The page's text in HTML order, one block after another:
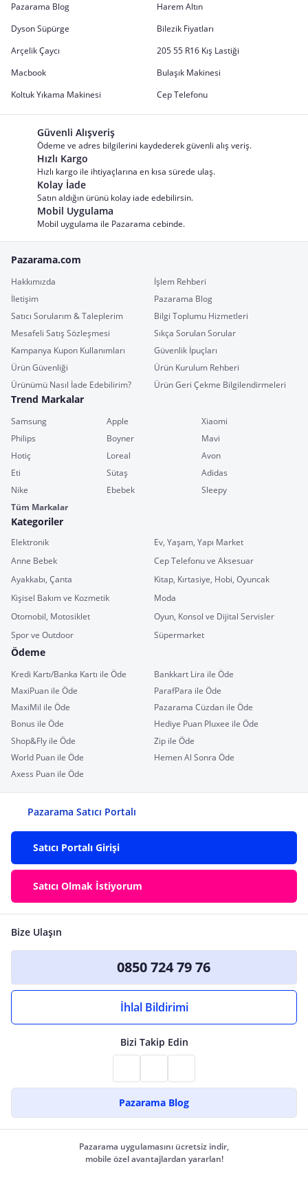
Pazarama Blog
Harem Altın
Dyson Süpürge
Bilezik Fiyatları
Arçelik Çaycı
205 55 R16 Kış Lastiği
Macbook
Bulaşık Makinesi
Koltuk Yıkama Makinesi
Cep Telefonu
Güvenli Alışveriş
Ödeme ve adres bilgilerini kaydederek güvenli alış veriş.
Hızlı Kargo
Hızlı kargo ile ihtiyaçlarına en kısa sürede ulaş.
Kolay İade
Satın aldığın ürünü kolay iade edebilirsin.
Mobil Uygulama
Mobil uygulama ile Pazarama cebinde.
Pazarama.com
Hakkımızda
İşlem Rehberi
İletişim
Pazarama Blog
Satıcı Sorularım & Taleplerim
Bilgi Toplumu Hizmetleri
Mesafeli Satış Sözleşmesi
Sıkça Sorulan Sorular
Kampanya Kupon Kullanımları
Güvenlik İpuçları
Ürün Güvenliği
Ürün Kurulum Rehberi
Ürünümü Nasıl İade Edebilirim?
Ürün Geri Çekme Bilgilendirmeleri
Trend Markalar
Samsung Apple
Xiaomi
Philips
Boyner
Mavi
Hotiç
Loreal
Avon
Eti
Sütaş
Adidas
Nike
Ebebek
Sleepy
Tüm Markalar
Kategoriler
Elektronik
Ev, Yaşam, Yapı Market
Anne Bebek
Cep Telefonu ve Aksesuar
Ayakkabı, Çanta
Kitap, Kırtasiye, Hobi, Oyuncak
Kişisel Bakım ve Kozmetik
Moda
Otomobil, Motosiklet
Oyun, Konsol ve Dijital Servisler
Spor ve Outdoor
Süpermarket
Ödeme
Kredi Kartı/Banka Kartı ile Öde
Bankkart Lira ile Öde
MaxiPuan ile Öde
ParafPara ile Öde
MaxiMil ile Öde
Pazarama Cüzdan ile Öde
Bonus ile Öde
Hediye Puan Pluxee ile Öde
Shop&Fly ile Öde
Zip ile Öde
World Puan ile Öde
Hemen Al Sonra Öde
Axess Puan ile Öde
Pazarama Satıcı Portalı
Satıcı Portalı Girişi
Satıcı Olmak İstiyorum
Bize Ulaşın
0850 724 79 76
İhlal Bildirimi
Bizi Takip Edin
Pazarama Blog
Pazarama uygulamasını ücretsiz indir,
mobile özel avantajlardan yararlan!